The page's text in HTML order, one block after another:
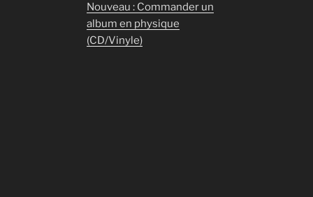
Nouveau : Commander un
album en physique
(CD/Vinyle)